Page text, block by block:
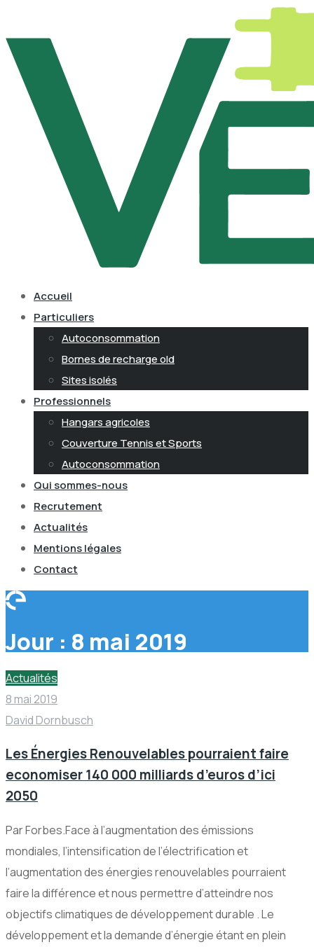
Accueil
Particuliers
Autoconsommation
Bornes de recharge old
Sites isolés
Professionnels
Hangars agricoles
Couverture Tennis et Sports
Autoconsommation
Qui sommes-nous
Recrutement
Actualités
Mentions légales
Contact
Jour : 8 mai 2019
Actualités
8 mai 2019
David Dornbusch
Les Énergies Renouvelables pourraient faire
economiser 140 000 milliards d’euros d’ici
2050
Par Forbes.Face à l’augmentation des émissions
mondiales, l’intensification de l’électrification et
l’augmentation des énergies renouvelables pourraient
faire la différence et nous permettre d’atteindre nos
objectifs climatiques de développement durable . Le
développement et la demande d’énergie étant en plein